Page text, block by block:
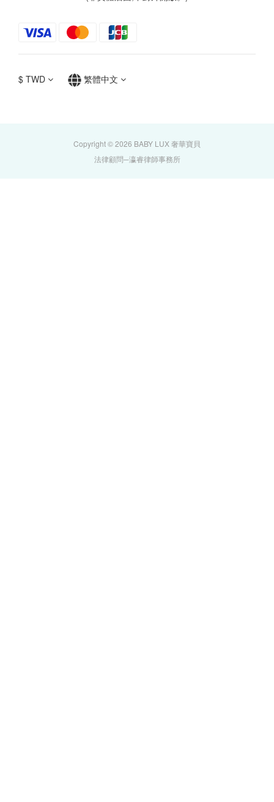
$ TWD 繁體中文
Copyright © 2026 BABY LUX 奢華寶貝
法律顧問─瀛睿律師事務所